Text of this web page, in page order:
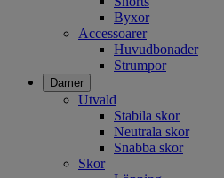
Byxor
Accessoarer
Huvudbonader
Strumpor
Damer
Utvald
Stabila skor
Neutrala skor
Snabba skor
Skor